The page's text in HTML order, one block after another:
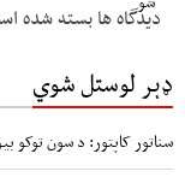
دیدگاه ها بسته شده
ډېر لوستل شوي
سناتور کاپتور: د سون توکو